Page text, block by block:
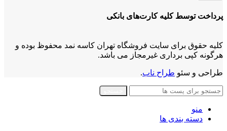
پرداخت توسط کلیه کارت‌های بانکی
کلیه حقوق برای سایت فروشگاه تهران کاسه نمد محفوظ بوده و
هرگونه کپی برداری غیرمجاز می باشد.
طراحی و سئو طراح ناب.
منو
دسته بندی ها